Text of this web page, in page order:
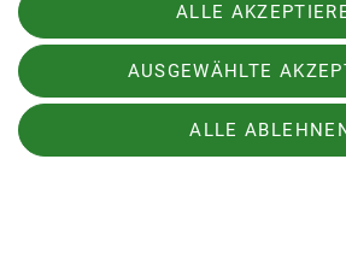
ALLE
AUSGEWÄHLTE
ALLE